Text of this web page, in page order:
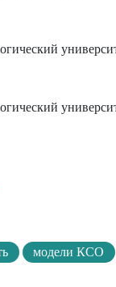
модели КСО